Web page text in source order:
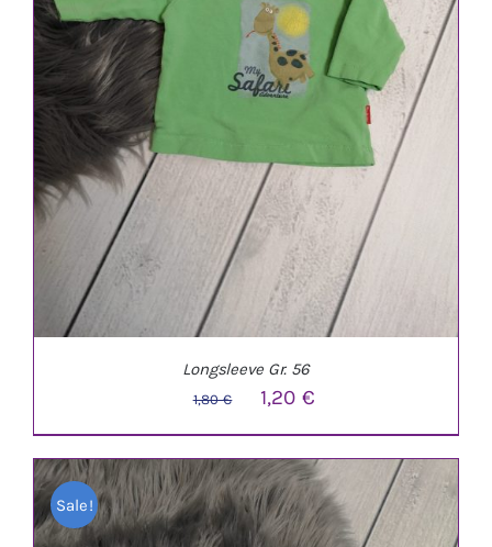
Longsleeve Gr. 56
1,80€
Ursprünglicher
Preis
war:
1,80 €
1,20€
Preis
ist:
1,20 €.
Sale!